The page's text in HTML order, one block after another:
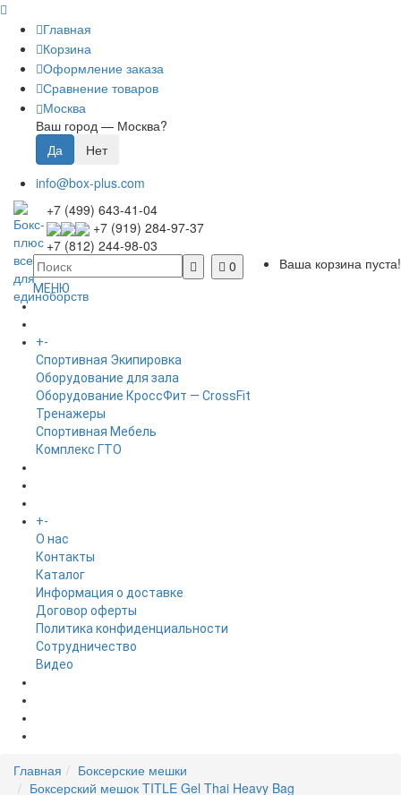
Главная
Корзина
Оформление заказа
Сравнение товаров
Москва
Ваш город — Москва?
info@box-plus.com
+7 (499) 643-41-04
+7 (919) 284-97-37
+7 (812) 244-98-03
0
Ваша корзина пуста!
МЕНЮ
ГЛАВНАЯ
+-
Спортивная Экипировка
Оборудование для зала
Оборудование КроссФит — CrossFit
Тренажеры
Спортивная Мебель
Комплекс ГТО
+-
O нас
Контакты
Каталог
Информация о доставке
Договор оферты
Политика конфиденциальности
Сотрудничество
Видео
Главная
Боксерские мешки
Боксерский мешок TITLE Gel Thai Heavy Bag